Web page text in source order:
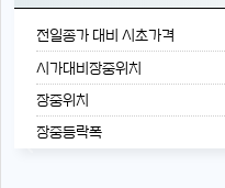
전일종가 대비 시초가격
시가대비장중위치
장중위치
장중등락폭